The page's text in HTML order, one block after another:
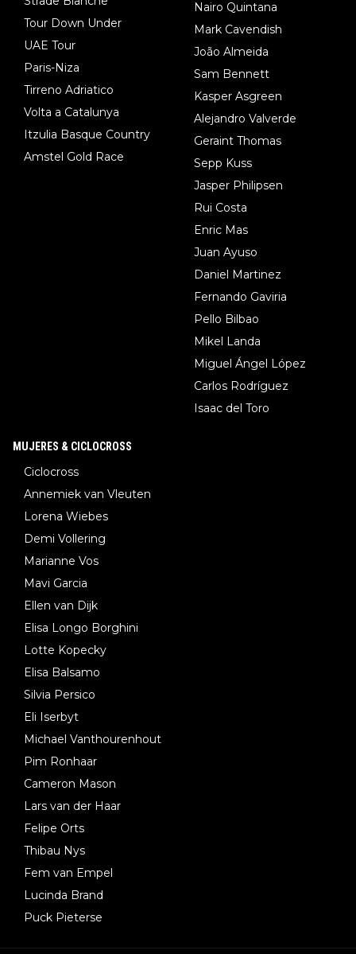
Tour Down Under
UAE Tour
Paris-Niza
Tirreno Adriatico
Volta a Catalunya
Itzulia Basque Country
Amstel Gold Race
Nairo Quintana
Mark Cavendish
João Almeida
Sam Bennett
Kasper Asgreen
Alejandro Valverde
Geraint Thomas
Sepp Kuss
Jasper Philipsen
Rui Costa
Enric Mas
Juan Ayuso
Daniel Martinez
Fernando Gaviria
Pello Bilbao
Mikel Landa
Miguel Ángel López
Carlos Rodríguez
Isaac del Toro
MUJERES & CICLOCROSS
Ciclocross
Annemiek van Vleuten
Lorena Wiebes
Demi Vollering
Marianne Vos
Mavi Garcia
Ellen van Dijk
Elisa Longo Borghini
Lotte Kopecky
Elisa Balsamo
Silvia Persico
Eli Iserbyt
Michael Vanthourenhout
Pim Ronhaar
Cameron Mason
Lars van der Haar
Felipe Orts
Thibau Nys
Fem van Empel
Lucinda Brand
Puck Pieterse